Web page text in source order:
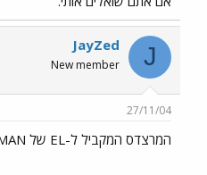
J
JayZed
New member
27/11/04
המרצדס המקביל ל-EL של MAN, שלא